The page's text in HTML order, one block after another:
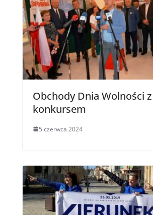
Obchody Dnia Wolności
konkursem
5 czerwca 2024